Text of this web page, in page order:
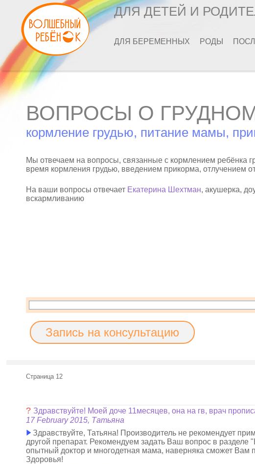
ДЛЯ ДЕТЕЙ И
ДЛЯ БЕРЕМЕННЫХ РОДЫ
ВОПРОСЫ О
кормление грудью, питание мамы,
Мы отвечаем на вопросы, связанные с кормлением ребёнка
время кормления грудью, введением прикорма, отлучением
На ваши вопросы отвечает Екатерина Шехтман, акушерка,
вскармливанию
Запись на консультацию
Страница 12
? Здравствуйте! Моей доче 11месяцев, она на гв, врач
17 February 2015, Татьяна
Здравствуйте, Татьяна! Производитель не рекомендует
другой препарат. Рекомендуем задать Ваш вопрос в
опытный доктор и многодетная мама, наверняка сможет Вам
Здоровья!